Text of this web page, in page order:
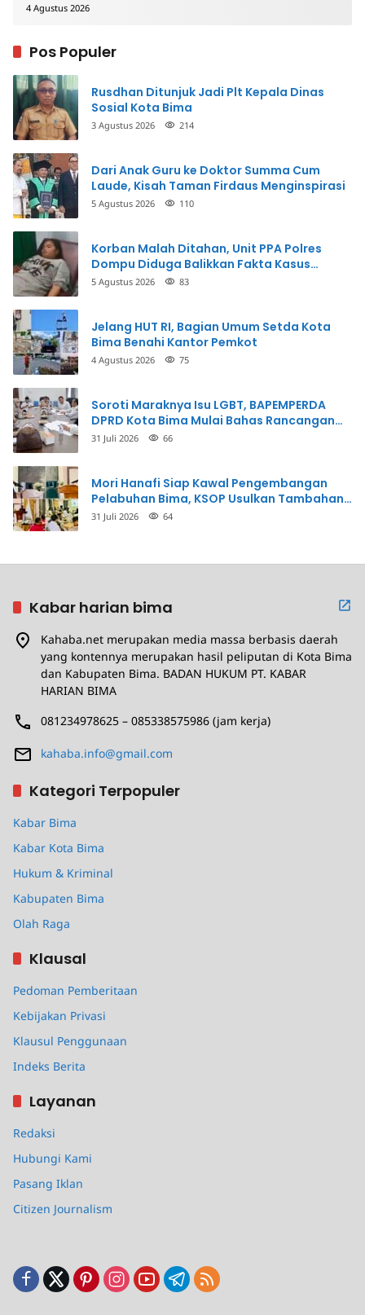
4 Agustus 2026
Pos Populer
Rusdhan Ditunjuk Jadi Plt Kepala Dinas
Sosial Kota Bima
3 Agustus 2026 214
Dari Anak Guru ke Doktor Summa Cum
Laude, Kisah Taman Firdaus Menginspirasi
5 Agustus 2026 110
Korban Malah Ditahan, Unit PPA Polres
Dompu Diduga Balikkan Fakta Kasus
Penganiayaan
5 Agustus 2026 83
Jelang HUT RI, Bagian Umum Setda Kota
Bima Benahi Kantor Pemkot
4 Agustus 2026 75
Soroti Maraknya Isu LGBT, BAPEMPERDA
DPRD Kota Bima Mulai Bahas Rancangan
Perda Pencegahan
31 Juli 2026 66
Mori Hanafi Siap Kawal Pengembangan
Pelabuhan Bima, KSOP Usulkan Tambahan
Dermaga Rp400 Miliar
31 Juli 2026 64
Kabar harian bima
Kahaba.net merupakan media massa berbasis daerah
yang kontennya merupakan hasil peliputan di Kota Bima
dan Kabupaten Bima. BADAN HUKUM PT. KABAR
HARIAN BIMA
081234978625 – 085338575986 (jam kerja)
kahaba.info@gmail.com
Kategori Terpopuler
Kabar Bima
Kabar Kota Bima
Hukum & Kriminal
Kabupaten Bima
Olah Raga
Klausal
Pedoman Pemberitaan
Kebijakan Privasi
Klausul Penggunaan
Indeks Berita
Layanan
Redaksi
Hubungi Kami
Pasang Iklan
Citizen Journalism